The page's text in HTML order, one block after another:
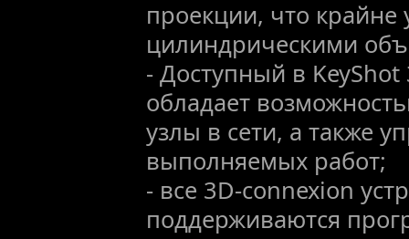
проекции, что крайне
цилиндрическими
- Доступный в
обладает
узлы в сети, а также
выполняемых работ;
- все 3D-connexion
поддерживаются